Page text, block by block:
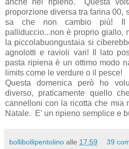
anche nel ripieno. Questa
proporzione diversa tra farina 00,
sa che non cambio più! Il
palliduccio...non è proprio giallo,
la piccolabuongustaia si
agnolotti e ravioli vari! Il lato
pasta ripiena è un ottimo modo
limits come le verdure o il pesce!
Questa domenica però ho
diverso, praticamente quello
cannelloni con la ricotta che mia
Natale. E' un ripieno semplice e
bollibollipentolino alle 17:59 39